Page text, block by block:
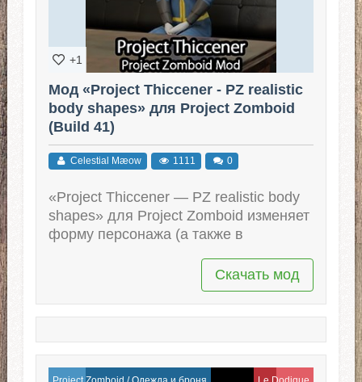
+1
Мод «Project Thiccener - PZ realistic
body shapes» для Project Zomboid
(Build 41)
Celestial Mæow 1111 0
«Project Thiccener — PZ realistic body
shapes» для Project Zomboid изменяет
форму персонажа (а также в
Скачать мод